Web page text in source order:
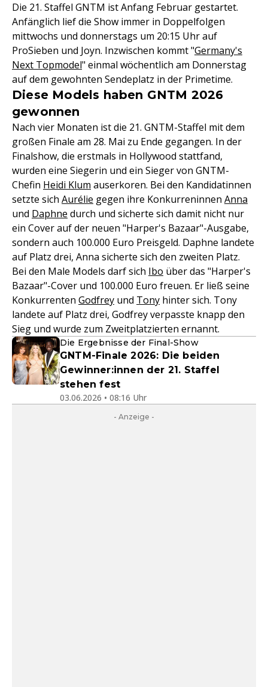
Die 21. Staffel GNTM ist Anfang Februar gestartet.
Anfänglich lief die Show immer in Doppelfolgen
mittwochs und donnerstags um 20:15 Uhr auf
ProSieben und Joyn. Inzwischen kommt "Germany's
Next Topmodel" einmal wöchentlich am Donnerstag
auf dem gewohnten Sendeplatz in der Primetime.
Diese Models haben GNTM 2026
gewonnen
Nach vier Monaten ist die 21. GNTM-Staffel mit dem
großen Finale am 28. Mai zu Ende gegangen. In der
Finalshow, die erstmals in Hollywood stattfand,
wurden eine Siegerin und ein Sieger von GNTM-
Chefin Heidi Klum auserkoren. Bei den Kandidatinnen
setzte sich Aurélie gegen ihre Konkurreninnen Anna
und Daphne durch und sicherte sich damit nicht nur
ein Cover auf der neuen "Harper's Bazaar"-Ausgabe,
sondern auch 100.000 Euro Preisgeld. Daphne landete
auf Platz drei, Anna sicherte sich den zweiten Platz.
Bei den Male Models darf sich Ibo über das "Harper's
Bazaar"-Cover und 100.000 Euro freuen. Er ließ seine
Konkurrenten Godfrey und Tony hinter sich. Tony
landete auf Platz drei, Godfrey verpasste knapp den
Sieg und wurde zum Zweitplatzierten ernannt.
Die Ergebnisse der Final-Show
GNTM-Finale 2026: Die beiden
Gewinner:innen der 21. Staffel
stehen fest
03.06.2026 • 08:16 Uhr
- Anzeige -